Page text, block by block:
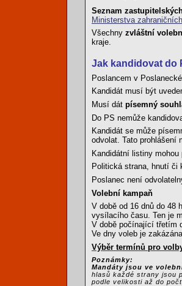
Seznam
Ministerstva
Všechny zvláštní
kraje.
Jak kandidovat do
Poslancem v
Kandidát musí být
Musí dát písemný
Do PS nemůže
Kandidát se může
odvolat. Tato prohlášení
Kandidátní listiny
Politická strana, hnutí či
Poslanec není
Volební kampaň
V době od 16 dnů do 48
vysílacího času. Ten je
V době počínající třetím
Ve dny voleb je
Výběr termínů pro
Poznámky:
Mandáty jsou ve
hlasů každé strany jsou
podle velikosti až do